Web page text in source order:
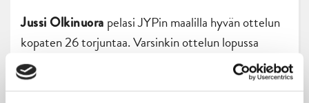
Jussi Olkinuora pelasi JYPin maalilla hyvän ottelun
kopaten 26 torjuntaa. Varsinkin ottelun lopussa
Sonni-Jussi otti tärkeitä torjuntoja, kun Ilves haki
tasoitusta ilman maalivahtia.